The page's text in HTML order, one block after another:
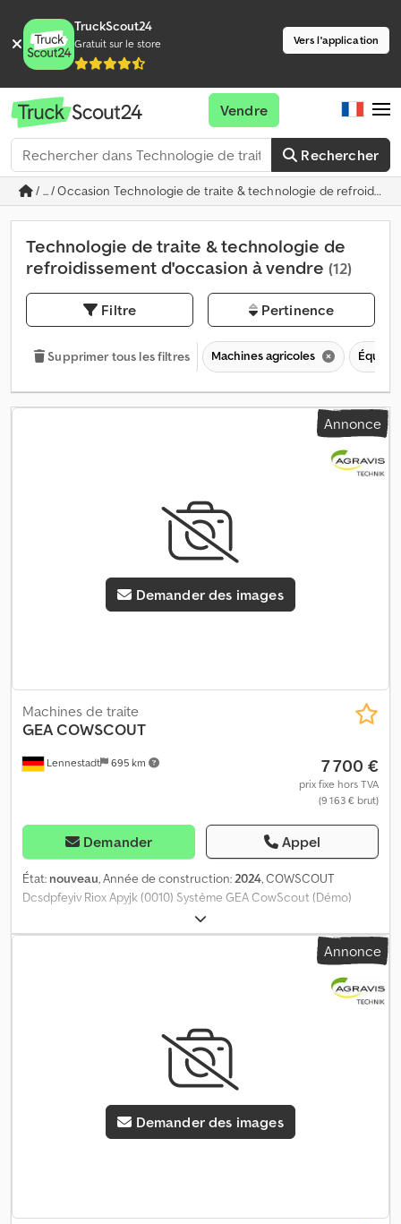
TruckScout24
Gratuit sur le store Vers l'application
Rechercher
Vendre
/ ... / Occasion Technologie de traite & technologie de
Technologie de traite & technologie de
refroidissement d'occasion à vendre (12)
Filtre Pertinence
Supprimer tous les filtres Machines agricoles
Annonce
Demander des images
Lennestadt 695 km
Machines de traite
GEACOWSCOUT
7 700 €
prix fixe hors TVA
(9 163 € brut)
Demander Appel
État: nouveau, Année de construction:2024, COWSCOUT
Dcsdpfeyiv Riox Apyjk (0010) Système GEA CowScout (Démo)
Annonce
Demander des images